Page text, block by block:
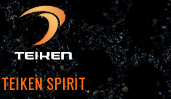
TEIKEN SPIRIT